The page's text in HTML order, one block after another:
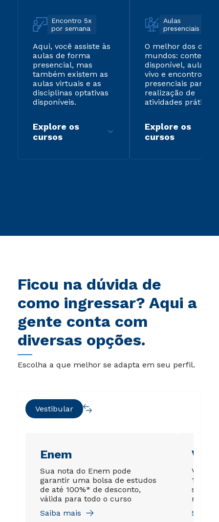
Encontro 5x
por semana
Aqui, você assiste às
aulas de forma
presencial, mas
também existem as
aulas virtuais e as
disciplinas optativas
disponíveis.
Explore os
cursos
Aulas
presenciais
O melhor dos dois
mundos: conteúdo
disponível, aulas ao
vivo e encontros
presenciais para
realização de
atividades práticas.
Explore os
cursos
Ficou na dúvida de
como ingressar? Aqui a
gente conta com
diversas opções.
Escolha a que melhor se adapta em seu perfil.
Vestibular
Enem
Sua nota do Enem pode
garantir uma bolsa de estudos
de até 100%* de desconto,
válida para todo o curso
Saiba mais
Você
sem
Saiba